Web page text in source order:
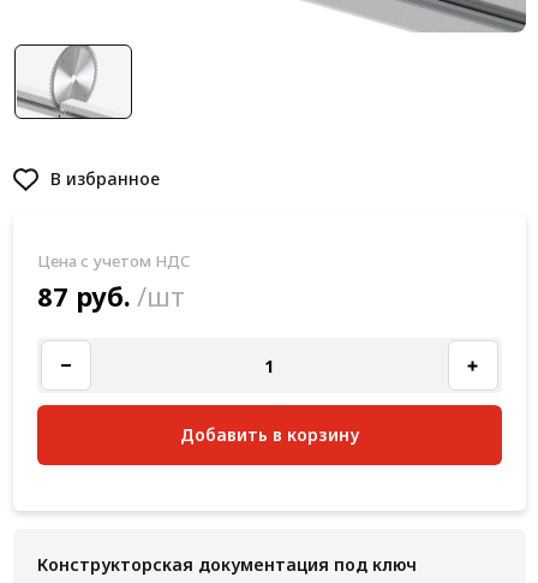
Конструкции из профиля
Услуги дополнительной обработки профиля
В избранное
Цена с учетом НДС
87 руб. /шт
Добавить в корзину
Конструкторская документация под ключ